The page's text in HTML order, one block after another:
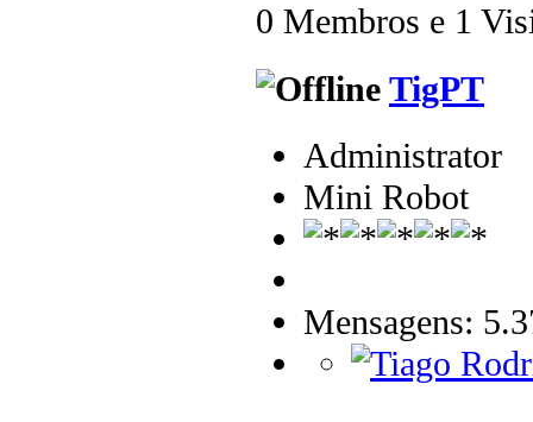
0 Membros e 1
TigPT
Administrator
Mini Robot
Mensagens: